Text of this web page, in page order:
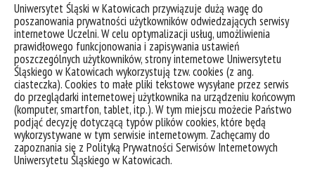
Uniwersytet Śląski w Katowicach przywiązuje dużą wagę do
poszanowania prywatności użytkowników odwiedzających serwisy
internetowe Uczelni. W celu optymalizacji usług, umożliwienia
prawidłowego funkcjonowania i zapisywania ustawień
poszczególnych użytkowników, strony internetowe Uniwersytetu
Śląskiego w Katowicach wykorzystują tzw. cookies (z ang.
ciasteczka). Cookies to małe pliki tekstowe wysyłane przez serwis
do przeglądarki internetowej użytkownika na urządzeniu końcowym
(komputer, smartfon, tablet, itp.). W tym miejscu możecie Państwo
podjąć decyzję dotyczącą typów plików cookies, które będą
wykorzystywane w tym serwisie internetowym. Zachęcamy do
zapoznania się z Polityką Prywatności Serwisów Internetowych
Uniwersytetu Śląskiego w Katowicach.